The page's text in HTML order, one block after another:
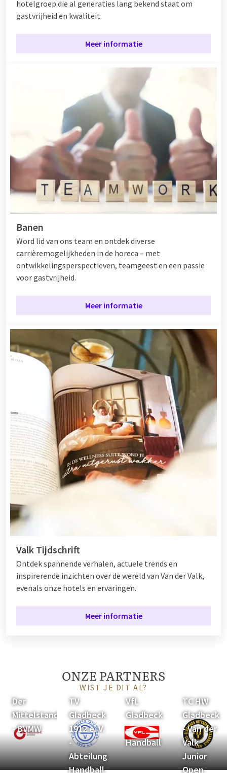
hotelgroep die al generaties lang bekend staat om
gastvrijheid en kwaliteit.
Meer informatie
Banen
Word lid van ons team en ontdek diverse
carrièremogelijkheden in de horeca – met
ontwikkelingsperspectieven, teamgeest en een passie
voor gastvrijheid.
Meer informatie
Valk Tijdschrift
Ontdek spannende verhalen, actuele trends en
inspirerende inzichten over de wereld van Van der Valk,
evenals onze hotels en ervaringen.
Meer informatie
ONZE PARTNERS
WIST JE DIT AL?
Der
Mittelstand
- BVMW
TV
Gladbeck
1912 e. V.
-
Abteilung
Handball
VfL
Gladbeck
–
Handball
TC HW
Gladbeck
- Van der
Valk
Junior
Open